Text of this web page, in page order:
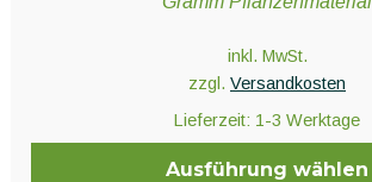
inkl. MwSt.
zzgl. Versandkosten
Lieferzeit: 1-3 Werktage
Ausführung wählen